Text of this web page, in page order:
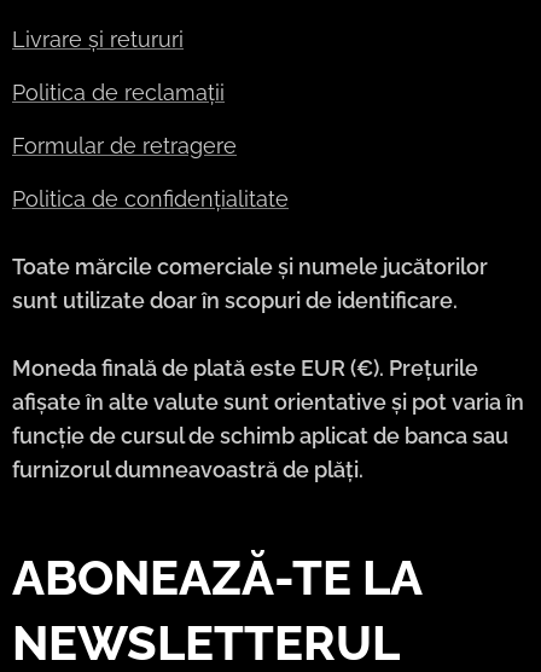
Livrare și retururi
Politica de reclamații
Formular de retragere
Politica de confidențialitate
Toate mărcile comerciale și numele jucătorilor
sunt utilizate doar în scopuri de identificare.
Moneda finală de plată este EUR (€). Prețurile
afișate în alte valute sunt orientative și pot varia în
funcție de cursul de schimb aplicat de banca sau
furnizorul dumneavoastră de plăți.
ABONEAZĂ-TE LA
NEWSLETTERUL